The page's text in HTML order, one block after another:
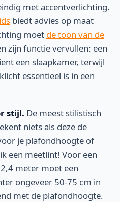
met accentverlichting.
biedt advies op maat
moet de toon van de
zijn functie vervullen: een
een slaapkamer, terwijl
essentieel is in een
stijl. De meest stilistisch
niets als deze de
je plafondhoogte of
een meetlint! Voor een
meter moet een
ongeveer 50-75 cm in
met de plafondhoogte.